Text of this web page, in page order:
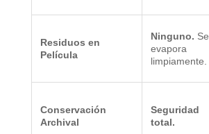
Residuos en
Película
Ninguno. Se
evapora
limpiamente.
Conservación
Archival
Seguridad
total.